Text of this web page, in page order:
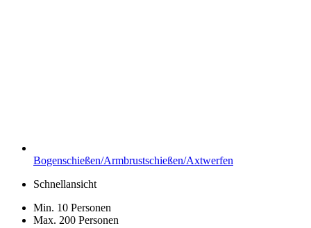
Bogenschießen/Armbrustschießen/Axtwerfen
Schnellansicht
Min. 10 Personen
Max. 200 Personen